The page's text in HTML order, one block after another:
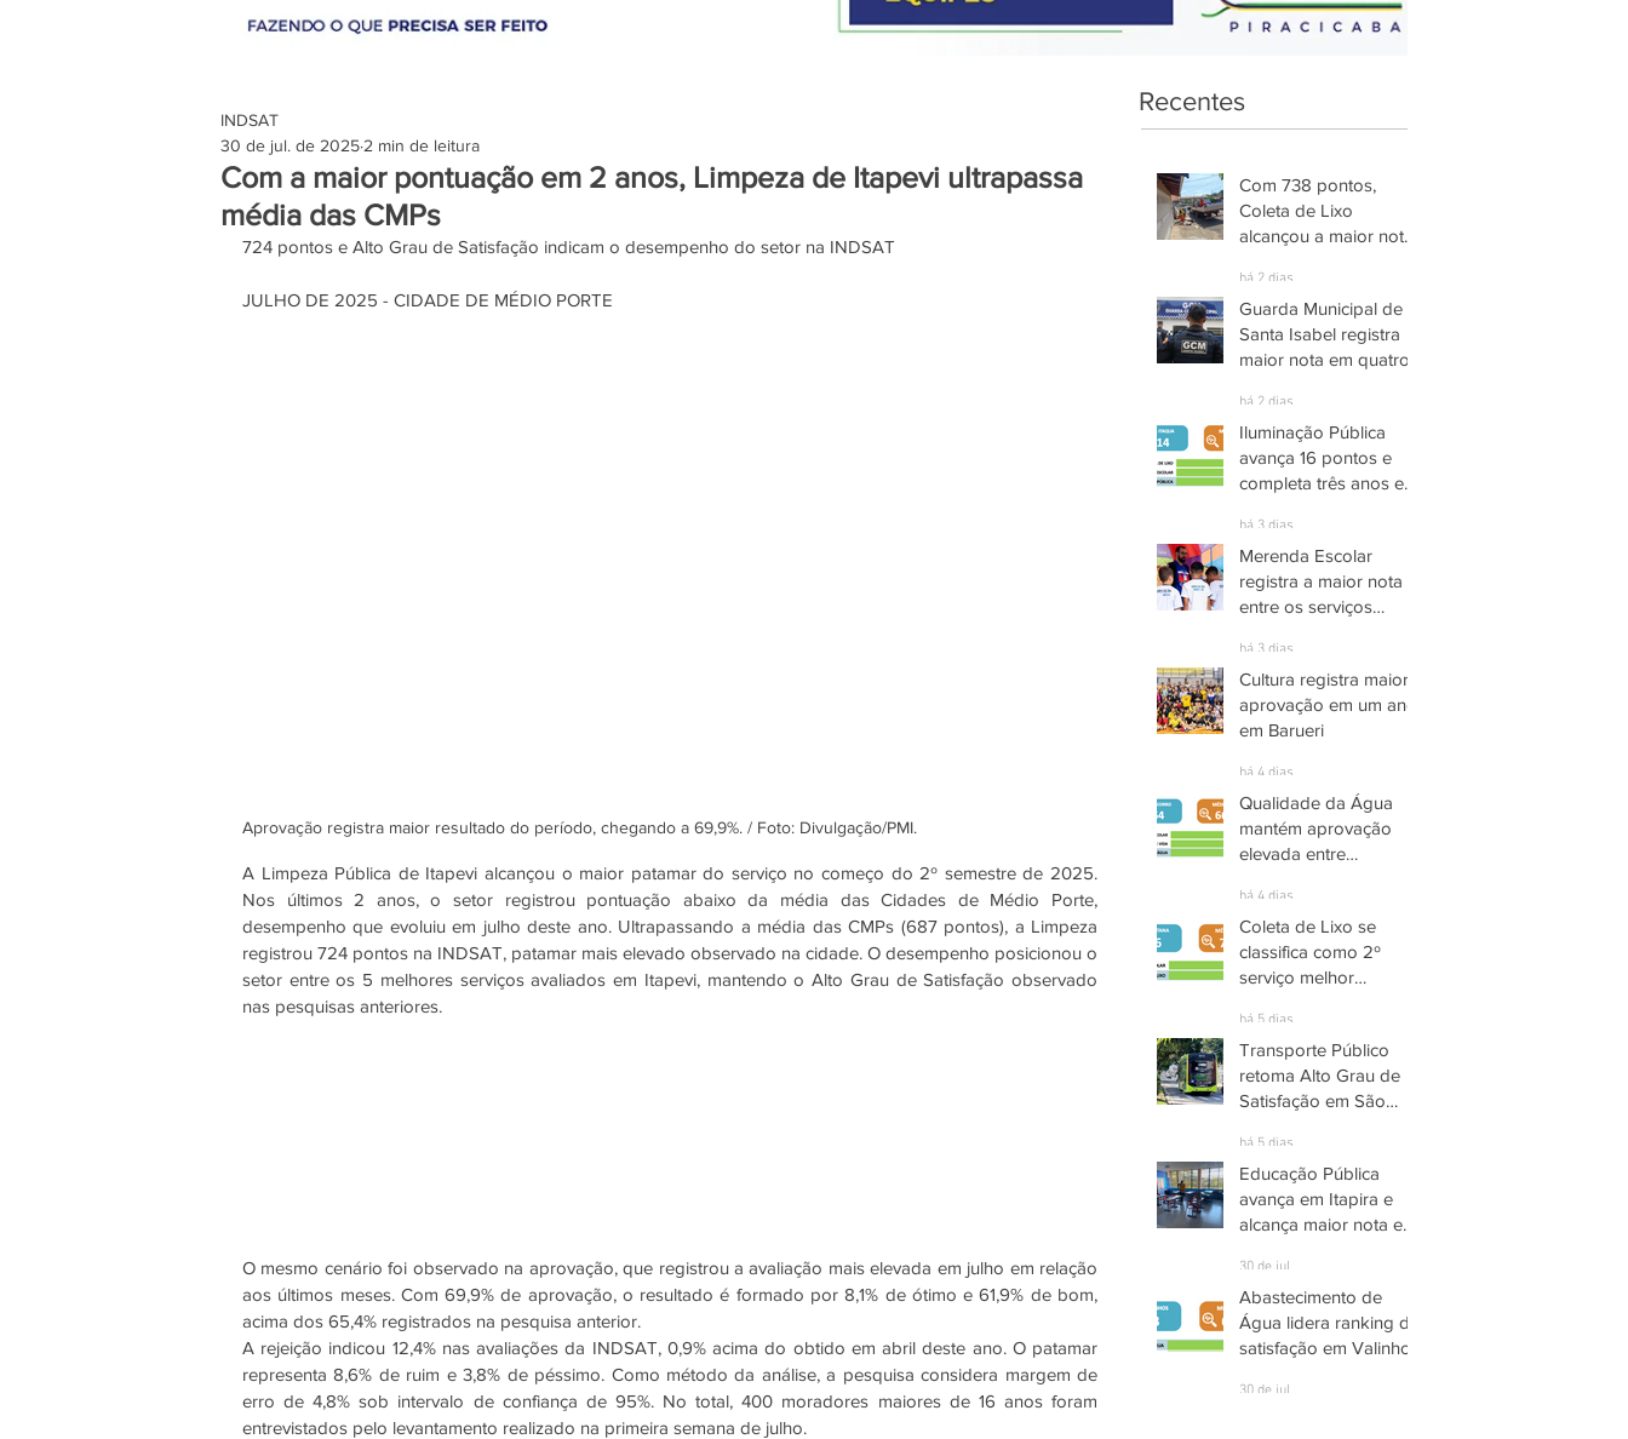
Com a maior pontuação em 2 anos, Limpeza de Itapevi ultrapassa
média das CMPs
INDSAT
30 de jul. de 2025 2 min de leitura
724 pontos e Alto Grau de Satisfação indicam o desempenho do setor na INDSAT
JULHO DE 2025 - CIDADE DE MÉDIO PORTE
Aprovação registra maior resultado do período, chegando a 69,9%. / Foto: Divulgação/PMI.
A Limpeza Pública de Itapevi alcançou o maior patamar do serviço no começo do 2º semestre de 2025.
Nos últimos 2 anos, o setor registrou pontuação abaixo da média das Cidades de Médio Porte,
desempenho que evoluiu em julho deste ano. Ultrapassando a média das CMPs (687 pontos), a Limpeza
registrou 724 pontos na INDSAT, patamar mais elevado observado na cidade. O desempenho posicionou o
setor entre os 5 melhores serviços avaliados em Itapevi, mantendo o Alto Grau de Satisfação observado
nas pesquisas anteriores.
O mesmo cenário foi observado na aprovação, que registrou a avaliação mais elevada em julho em relação
aos últimos meses. Com 69,9% de aprovação, o resultado é formado por 8,1% de ótimo e 61,9% de bom,
acima dos 65,4% registrados na pesquisa anterior.
A rejeição indicou 12,4% nas avaliações da INDSAT, 0,9% acima do obtido em abril deste ano. O patamar
representa 8,6% de ruim e 3,8% de péssimo. Como método da análise, a pesquisa considera margem de
erro de 4,8% sob intervalo de confiança de 95%. No total, 400 moradores maiores de 16 anos foram
entrevistados pelo levantamento realizado na primeira semana de julho.
Recentes
Com 738 pontos,
Coleta de Lixo
alcançou a maior nota
avaliados em
Piracicaba
há 2 dias
Guarda Municipal de
Santa Isabel registra
maior nota em quatro
INDSAT
há 2 dias
Iluminação Pública
avança 16 pontos e
completa três anos em
Satisfação em
Itaquaquecetuba
há 3 dias
Merenda Escolar
registra a maior nota
entre os serviços
há 3 dias
Cultura registra maior
aprovação em um ano
em Barueri
há 4 dias
Qualidade da Água
mantém aprovação
elevada entre
há 4 dias
Coleta de Lixo se
classifica como 2º
serviço melhor
de Parnaíba
há 5 dias
Transporte Público
retoma Alto Grau de
Satisfação em São
há 5 dias
Educação Pública
avança em Itapira e
alcança maior nota em
30 de jul.
Abastecimento de
Água lidera ranking de
satisfação em Valinhos
30 de jul.